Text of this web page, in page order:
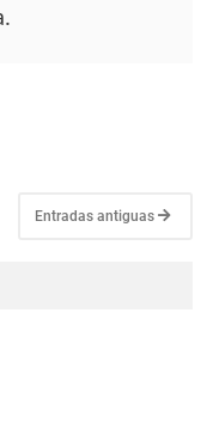
Entradas antiguas